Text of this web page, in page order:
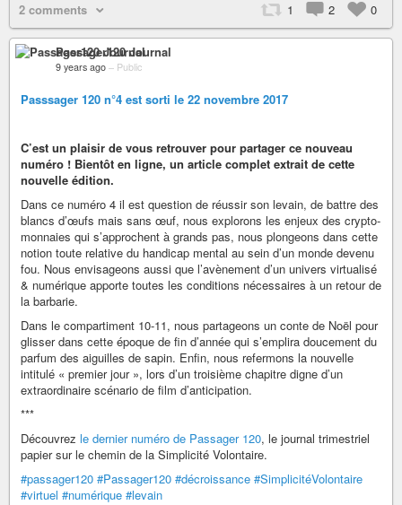
2 comments 1 2 0
Passager120 Journal
9 years ago – Public
Passsager 120 n°4 est sorti le 22 novembre 2017
C’est un plaisir de vous retrouver pour partager ce nouveau
numéro ! Bientôt en ligne, un article complet extrait de cette
nouvelle édition.
Dans ce numéro 4 il est question de réussir son levain, de battre des
blancs d’œufs mais sans œuf, nous explorons les enjeux des crypto-
monnaies qui s’approchent à grands pas, nous plongeons dans cette
notion toute relative du handicap mental au sein d’un monde devenu
fou. Nous envisageons aussi que l’avènement d’un univers virtualisé
& numérique apporte toutes les conditions nécessaires à un retour de
la barbarie.
Dans le compartiment 10-11, nous partageons un conte de Noël pour
glisser dans cette époque de fin d’année qui s’emplira doucement du
parfum des aiguilles de sapin. Enfin, nous refermons la nouvelle
intitulé « premier jour », lors d’un troisième chapitre digne d’un
extraordinaire scénario de film d’anticipation.
***
Découvrez le dernier numéro de Passager 120, le journal trimestriel
papier sur le chemin de la Simplicité Volontaire.
#passager120 #Passager120 #décroissance #SimplicitéVolontaire
#virtuel #numérique #levain